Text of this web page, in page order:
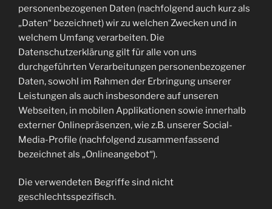
personenbezogenen Daten (nachfolgend auch kurz als
„Daten“ bezeichnet) wir zu welchen Zwecken und in
welchem Umfang verarbeiten. Die
Datenschutzerklärung gilt für alle von uns
durchgeführten Verarbeitungen personenbezogener
Daten, sowohl im Rahmen der Erbringung unserer
Leistungen als auch insbesondere auf unseren
Webseiten, in mobilen Applikationen sowie innerhalb
externer Onlinepräsenzen, wie z.B. unserer Social-
Media-Profile (nachfolgend zusammenfassend
bezeichnet als „Onlineangebot“).
Die verwendeten Begriffe sind nicht
geschlechtsspezifisch.